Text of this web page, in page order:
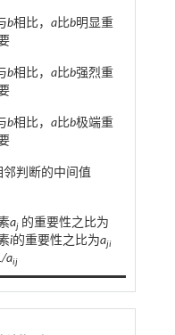
b相比， a比b明显重
b相比， a比b强烈重
b相比， a比b极端重
邻判断的中间值
aj 的重要性之比为
i的重要性之比为aji
/aij